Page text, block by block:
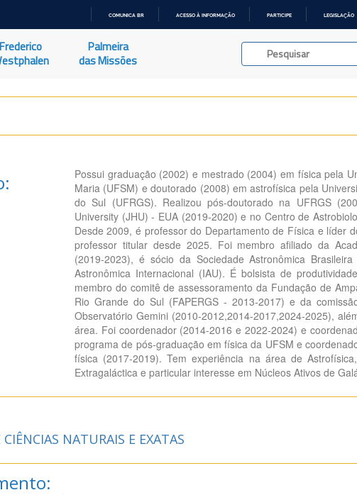
O
COMUNICA BR ACESSO À INFORMAÇÃO PARTICIPE LEGISLAÇÃO
Frederico
Palmeira
das Missões
Possui graduação (2002) e mestrado (2004) em física pela
Maria (UFSM) e doutorado (2008) em astrofísica pela
do Sul (UFRGS). Realizou pós-doutorado na UFRGS
University (JHU) - EUA (2019-2020) e no Centro de
Desde 2009, é professor do Departamento de Física e líder
professor titular desde 2025. Foi membro afiliado da
(2019-2023), é sócio da Sociedade Astronômica
Astronômica Internacional (IAU). É bolsista de
membro do comitê de assessoramento da Fundação de
Rio Grande do Sul (FAPERGS - 2013-2017) e da
Observatório Gemini (2010-2012,2014-2017,2024-2025),
área. Foi coordenador (2014-2016 e 2022-2024) e
programa de pós-graduação em física da UFSM e
física (2017-2019). Tem experiência na área de
Extragaláctica e particular interesse em Núcleos Ativos de
NATURAIS E EXATAS